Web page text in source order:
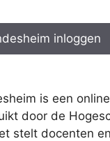
inloggen
is een
door de
stelt docenten